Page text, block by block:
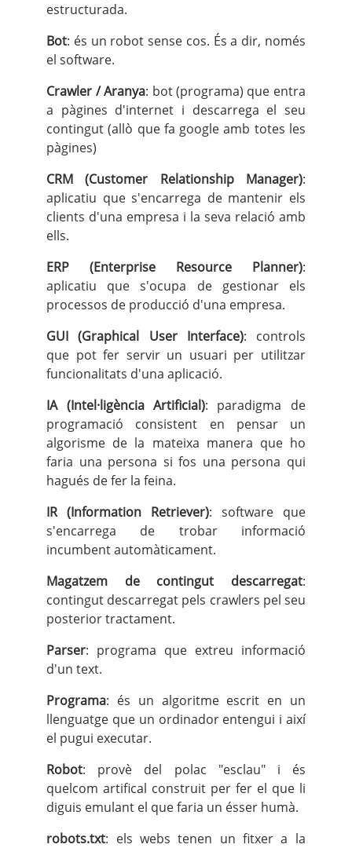
estructurada.
Bot: és un robot sense cos. És a dir, només
el software.
Crawler / Aranya: bot (programa) que entra
a pàgines d'internet i descarrega el seu
contingut (allò que fa google amb totes les
pàgines)
CRM (Customer Relationship Manager):
aplicatiu que s'encarrega de mantenir els
clients d'una empresa i la seva relació amb
ells.
ERP (Enterprise Resource Planner):
aplicatiu que s'ocupa de gestionar els
processos de producció d'una empresa.
GUI (Graphical User Interface): controls
que pot fer servir un usuari per utilitzar
funcionalitats d'una aplicació.
IA (Intel·ligència Artificial): paradigma de
programació consistent en pensar un
algorisme de la mateixa manera que ho
faria una persona si fos una persona qui
hagués de fer la feina.
IR (Information Retriever): software que
s'encarrega de trobar informació
incumbent automàticament.
Magatzem de contingut descarregat:
contingut descarregat pels crawlers pel seu
posterior tractament.
Parser: programa que extreu informació
d'un text.
Programa: és un algoritme escrit en un
llenguatge que un ordinador entengui i així
el pugui executar.
Robot: provè del polac "esclau" i és
quelcom artifical construit per fer el que li
diguis emulant el que faria un ésser humà.
robots.txt: els webs tenen un fitxer a la